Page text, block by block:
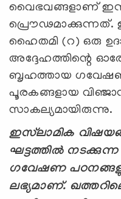
വൈഭവങ്ങളാണ്
ഹൈതമി (റ) ഒരു
അദ്ദേഹത്തിന്റെ
ബൃഹത്തായ
പൂരകങ്ങളായ
സാകല്യമായിരുന്നു.
ഇസ്‍ലാമിക
ഘട്ടത്തില്‍
ഗവേഷണ
ലഭ്യമാണ്.